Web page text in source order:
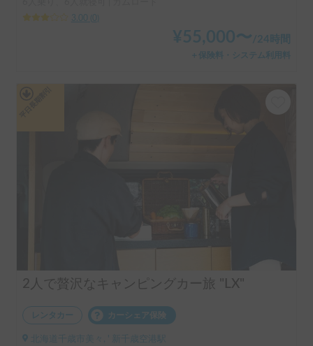
3.00
¥55,000〜 /24時間
＋保険料・システム利用料
2人で贅沢なキャンピングカー旅 "LX"
レンタカー カーシェア保険
北海道千歳市美々, ' 新千歳空港駅